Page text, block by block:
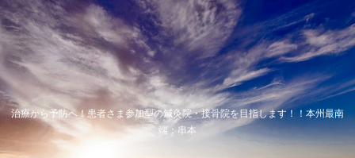
治療から予防へ！患者さま参加型の鍼灸院・接骨院を目指します！！本州最南
端：串本